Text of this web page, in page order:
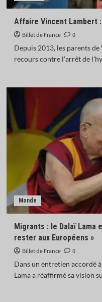
Affaire Vincent Lambert
Billet de France
0
Depuis 2013, les parents
recours contre l’arrêt de
Monde
Migrants : le Dalaï Lama
rester aux Européens »
Billet de France
0
Dans un entretien accordé
Lama a réaffirmé sa vision